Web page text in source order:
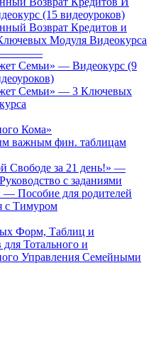
(15 видеоуроков)
Возврат Кредитов и
Модуля Видеокурса
Семьи» — Видеокурс (9
Семьи» — 3 Ключевых
Кома»
важным фин. таблицам
Свободе за 21 день!» —
с заданиями
— Пособие для родителей
с Тимуром
Форм, Таблиц и
для Тотального и
Управления Семейными